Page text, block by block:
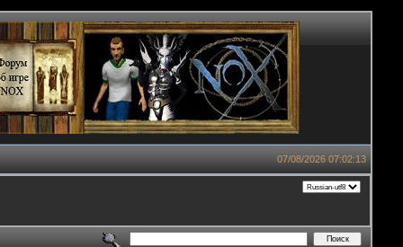
07/08/2026 07:02:13